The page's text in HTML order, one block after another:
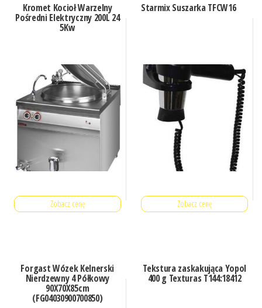
Kromet Kocioł Warzelny
Pośredni Elektryczny 200L 24
5Kw
Zobacz cenę
Starmix Suszarka TFCW16
Zobacz cenę
Forgast Wózek Kelnerski
Nierdzewny 4 Półkowy
90X70X85cm
(FG04030900700850)
Tekstura zaskakująca Yopol
400 g Texturas T144:18412